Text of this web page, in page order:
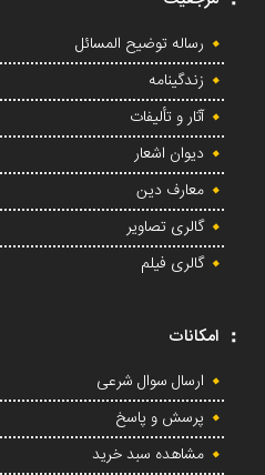
رساله توضیح المسائل
زندگینامه
آثار و تألیفات
دیوان اشعار
معارف دین
گالری تصاویر
گالری فیلم
امکانات
ارسال سوال شرعی
پرسش و پاسخ
مشاهده سبد خرید